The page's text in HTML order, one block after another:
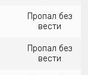
Пропал без
вести
Пропал без
вести